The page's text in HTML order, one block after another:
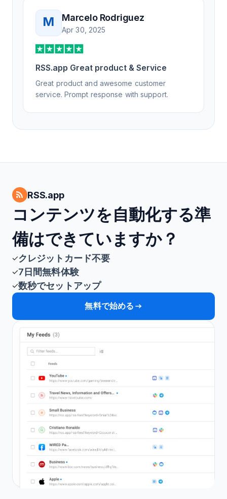
M Marcelo Rodriguez
Apr 30, 2025
RSS.app Great product & Service
Great product and awesome customer
service. Prompt response with support.
RSS.app
コンテンツを自動化する準
備はできていますか？
クレジットカード不要
7日間無料体験
数秒でセットアップ
無料で始める